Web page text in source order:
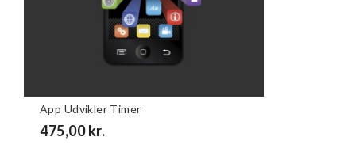
App Udvikler Timer
Pris
475,00 kr.